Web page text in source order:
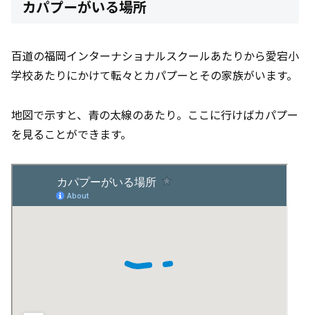
カパプーがいる場所
百道の福岡インターナショナルスクールあたりから愛宕小
学校あたりにかけて転々とカパプーとその家族がいます。
地図で示すと、青の太線のあたり。ここに行けばカパプー
を見ることができます。